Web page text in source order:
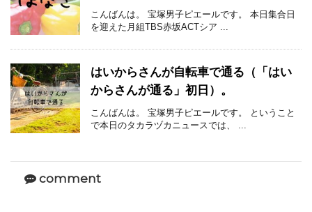
こんばんは。 宝塚男子ピエールです。 本日集合日
を迎えた月組TBS赤坂ACTシア ...
はいからさんが自転車で通る（「はい
からさんが通る」初日）。
こんばんは。 宝塚男子ピエールです。 ということ
で本日のタカラヅカニュースでは、 ...
comment